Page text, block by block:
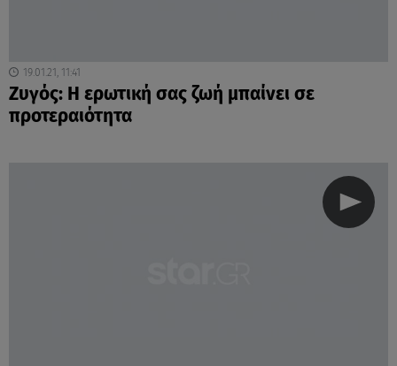
19.01.21, 11:41
Ζυγός: Η ερωτική σας ζωή μπαίνει σε
προτεραιότητα